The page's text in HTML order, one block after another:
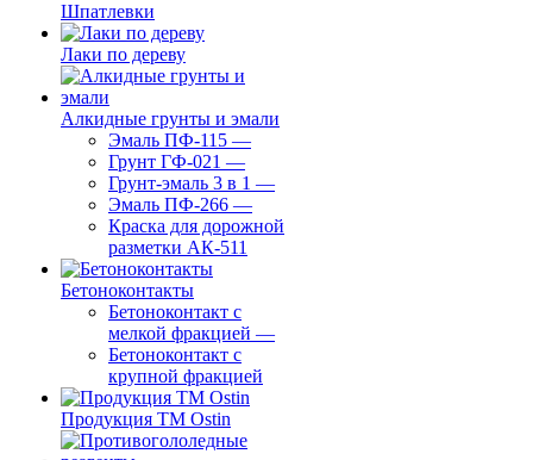
Шпатлевки
Лаки по дереву
Алкидные грунты и эмали
Эмаль ПФ-115 —
Грунт ГФ-021 —
Грунт-эмаль 3 в 1 —
Эмаль ПФ-266 —
Краска для дорожной
разметки АК-511
Бетоноконтакты
Бетоноконтакт с
мелкой фракцией —
Бетоноконтакт с
крупной фракцией
Продукция ТМ Ostin